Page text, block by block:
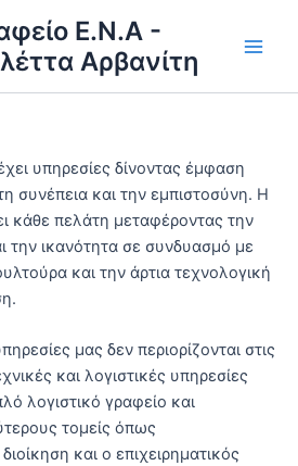
Ε.Ν.Α -
Αρβανίτη
υπηρεσίες δίνοντας έμφαση
συνέπεια και την εμπιστοσύνη. Η
κάθε πελάτη μεταφέροντας την
την ικανότητα σε συνδυασμό με
και την άρτια τεχνολογική
μας δεν περιορίζονται στις
και λογιστικές υπηρεσίες
λογιστικό γραφείο και
τομείς όπως
και ο επιχειρηματικός